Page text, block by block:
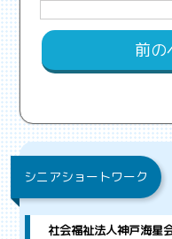
前の
シニアショートワーク
社会福祉法人神戸海星